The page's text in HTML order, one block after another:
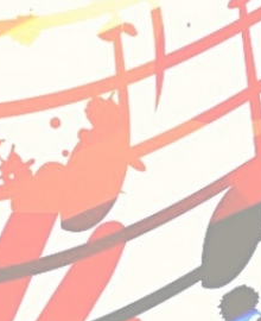
Skip to main